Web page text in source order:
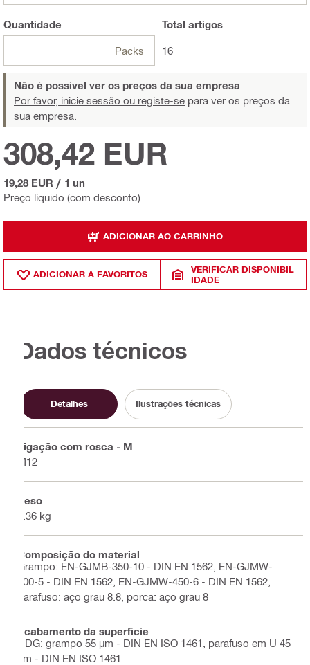
Quantidade
Packs
Total artigos
16
Não é possível ver os preços da sua empresa
Por favor, inicie sessão ou registe-se para ver os preços da
sua empresa.
Preço líquido (com desconto)
308,42 EUR
19,28 EUR / 1 un
ADICIONAR AO CARRINHO
ADICIONAR A FAVORITOS
VERIFICAR DISPONIBIL
IDADE
Dados técnicos
Detalhes Ilustrações técnicas
Ligação com rosca - M
M12
Peso
0.36 kg
Composição do material
Grampo: EN-GJMB-350-10 - DIN EN 1562, EN-GJMW-
400-5 - DIN EN 1562, EN-GJMW-450-6 - DIN EN 1562,
parafuso: aço grau 8.8, porca: aço grau 8
Acabamento da superfície
HDG: grampo 55 µm - DIN EN ISO 1461, parafuso em U 45
µm - DIN EN ISO 1461